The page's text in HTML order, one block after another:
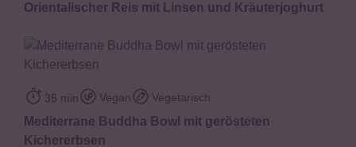
Orientalischer Reis mit Linsen und Kräuterjoghurt
35 min Vegan Vegetarisch
Mediterrane Buddha Bowl mit gerösteten
Kichererbsen